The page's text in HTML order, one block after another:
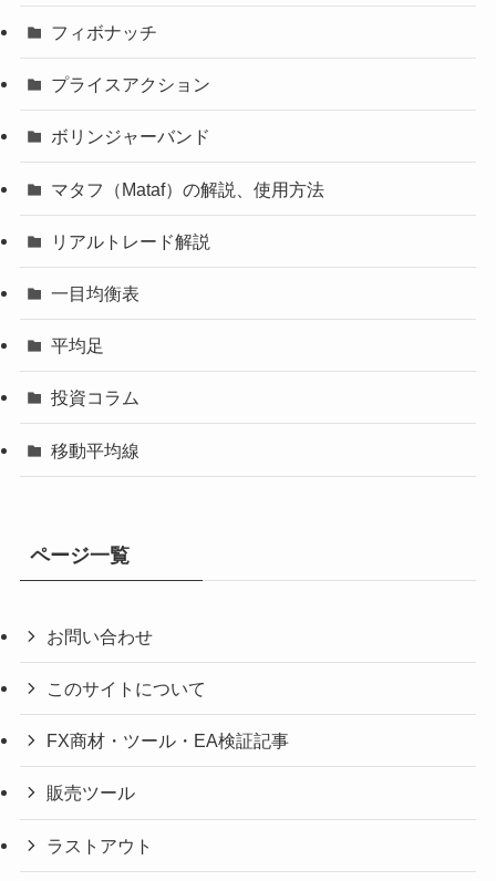
フィボナッチ
プライスアクション
ボリンジャーバンド
マタフ（Mataf）の解説、使用方法
リアルトレード解説
一目均衡表
平均足
投資コラム
移動平均線
ページ一覧
お問い合わせ
このサイトについて
FX商材・ツール・EA検証記事
販売ツール
ラストアウト